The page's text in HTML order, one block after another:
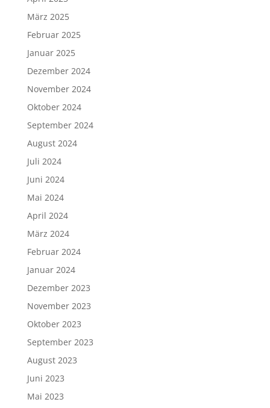
März 2025
Februar 2025
Januar 2025
Dezember 2024
November 2024
Oktober 2024
September 2024
August 2024
Juli 2024
Juni 2024
Mai 2024
April 2024
März 2024
Februar 2024
Januar 2024
Dezember 2023
November 2023
Oktober 2023
September 2023
August 2023
Juni 2023
Mai 2023